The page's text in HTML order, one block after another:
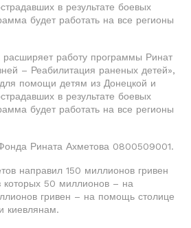
в результате боевых
будет работать на все регионы
работу программы Ринат
– Реабилитация раненых детей»,
помощи детям из Донецкой и
в результате боевых
будет работать на все регионы
Рината Ахметова 0800509001.
направил 150 миллионов гривен
50 миллионов – на
гривен – на помощь столице
киевлянам.